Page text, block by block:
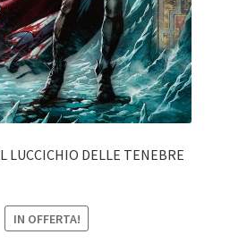
LUCCICHIO DELLE TENEBRE
IN OFFERTA!